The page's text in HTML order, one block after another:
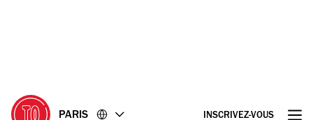
PARIS INSCRIVEZ-VOUS